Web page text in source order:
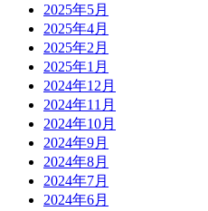
2025年5月
2025年4月
2025年2月
2025年1月
2024年12月
2024年11月
2024年10月
2024年9月
2024年8月
2024年7月
2024年6月